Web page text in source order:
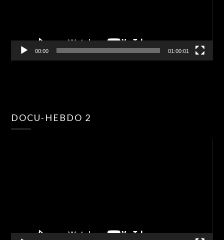
00:00 01:00:01
DOCU-HEBDO 2